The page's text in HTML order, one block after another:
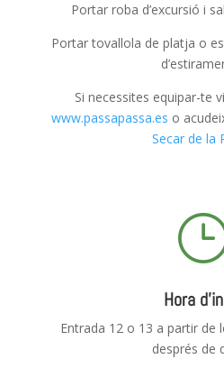
Portar roba d’excursió i
Portar tovallola de platja o
Si necessites equipar-te
www.passapassa.es o
Secar de la
Hora
Entrada 12 o 13 a partir de
després de